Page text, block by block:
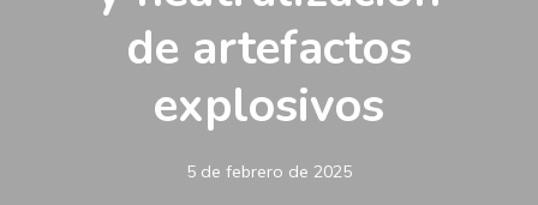
de artefactos
explosivos
5 de febrero de 2025